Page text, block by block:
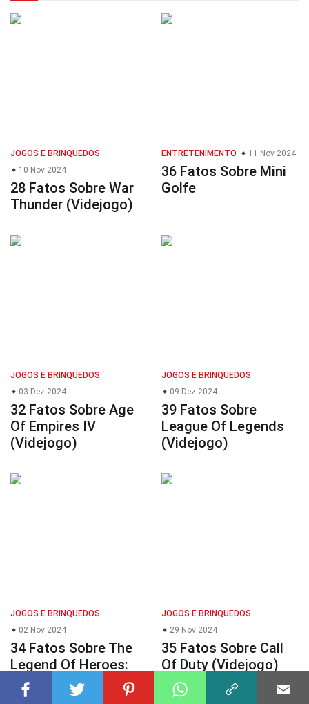
JOGOS E BRINQUEDOS
10 Nov 2024
28 Fatos Sobre War
Thunder (Videjogo)
ENTRETENIMENTO 11 Nov 2024
36 Fatos Sobre Mini
Golfe
JOGOS E BRINQUEDOS
03 Dez 2024
32 Fatos Sobre Age
Of Empires IV
(Videjogo)
JOGOS E BRINQUEDOS
09 Dez 2024
39 Fatos Sobre
League Of Legends
(Videjogo)
JOGOS E BRINQUEDOS
02 Nov 2024
34 Fatos Sobre The
Legend Of Heroes:
Trails Of Cold Steel
(Videjogo)
JOGOS E BRINQUEDOS
29 Nov 2024
35 Fatos Sobre Call
Of Duty (Videjogo)